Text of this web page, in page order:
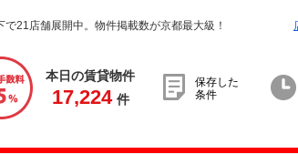
21店舗展開中。物件掲載数が京都最大級！
本日の賃貸物件
17,224 件
保存した
条件